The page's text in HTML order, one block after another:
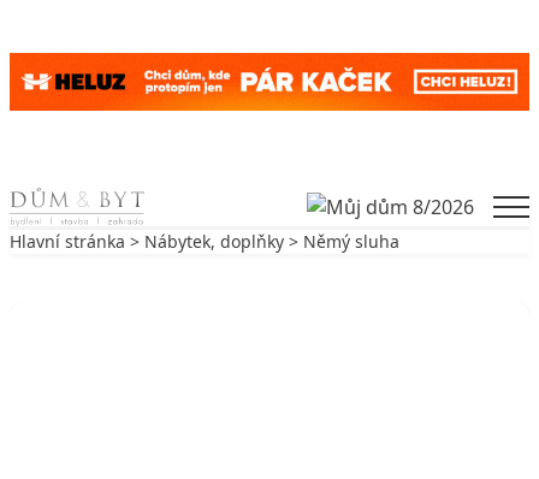
Skip to content
Hlavní stránka > Nábytek, doplňky > Němý sluha